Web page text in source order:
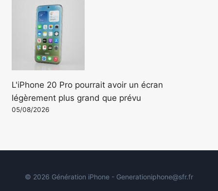
L'iPhone 20 Pro pourrait avoir un écran
légèrement plus grand que prévu
05/08/2026
© 2026 Génération iPhone - Generationiphone@sfr.fr